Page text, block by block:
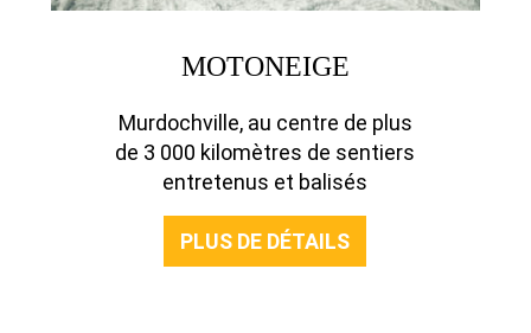
MOTONEIGE
Murdochville, au centre de plus
de 3 000 kilomètres de sentiers
entretenus et balisés
PLUS DE DÉTAILS